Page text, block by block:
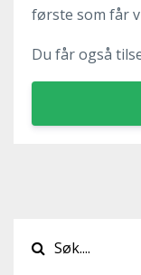
første som får
Du får også